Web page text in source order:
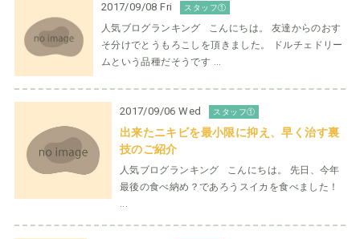
2017/09/08 Fri スタッフ①
人気ブログランキング こんにちは。 友達からのおす
そ分けでとうもろこしを頂きました。 ドルチェドリー
ムという品種だそうです ...
2017/09/06 Wed スタッフ①
出来たニキビを最小限に抑え、早く治す裏
技のご紹介
人気ブログランキング こんにちは。 先日、今年
最後の食べ納め？であろうスイカを食べました！
...